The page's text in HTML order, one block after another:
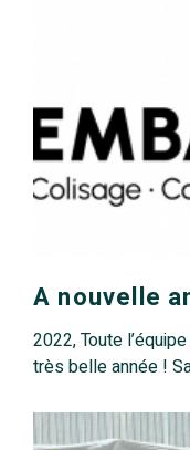
A nouvelle
2022, Toute
très belle année !